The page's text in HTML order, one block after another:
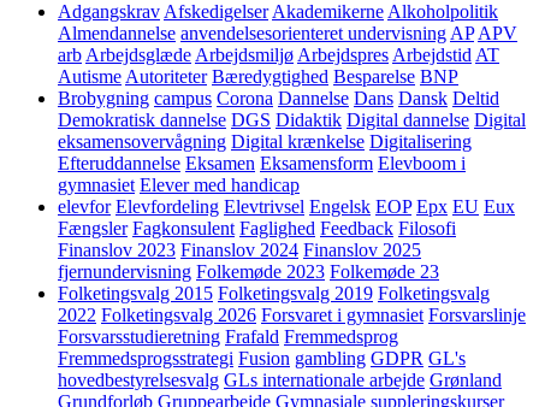
Adgangskrav Afskedigelser Akademikerne Alkoholpolitik
Almendannelse anvendelsesorienteret undervisning AP APV
arb Arbejdsglæde Arbejdsmiljø Arbejdspres Arbejdstid AT
Autisme Autoriteter Bæredygtighed Besparelse BNP
Brobygning campus Corona Dannelse Dans Dansk Deltid
Demokratisk dannelse DGS Didaktik Digital dannelse Digital
eksamensovervågning Digital krænkelse Digitalisering
Efteruddannelse Eksamen Eksamensform Elevboom i
gymnasiet Elever med handicap
elevfor Elevfordeling Elevtrivsel Engelsk EOP Epx EU Eux
Fængsler Fagkonsulent Faglighed Feedback Filosofi
Finanslov 2023 Finanslov 2024 Finanslov 2025
fjernundervisning Folkemøde 2023 Folkemøde 23
Folketingsvalg 2015 Folketingsvalg 2019 Folketingsvalg
2022 Folketingsvalg 2026 Forsvaret i gymnasiet Forsvarslinje
Forsvarsstudieretning Frafald Fremmedsprog
Fremmedsprogsstrategi Fusion gambling GDPR GL's
hovedbestyrelsesvalg GLs internationale arbejde Grønland
Grundforløb Gruppearbejde Gymnasiale suppleringskurser